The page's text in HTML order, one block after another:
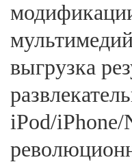
выгрузка
iPod/iPhone/